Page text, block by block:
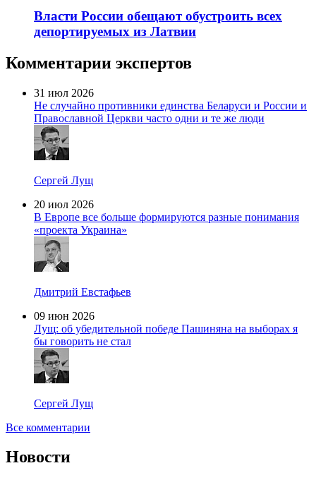
Власти России обещают обустроить всех
депортируемых из Латвии
Комментарии экспертов
31 июл 2026
Не случайно противники единства Беларуси и России и
Православной Церкви часто одни и те же люди
Сергей Лущ
20 июл 2026
В Европе все больше формируются разные понимания
«проекта Украина»
Дмитрий Евстафьев
09 июн 2026
Лущ: об убедительной победе Пашиняна на выборах я
бы говорить не стал
Сергей Лущ
Все комментарии
Новости